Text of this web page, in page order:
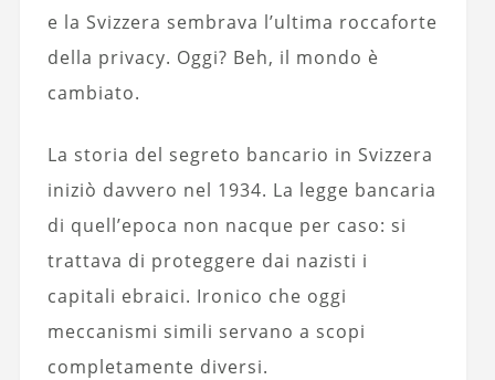
e la Svizzera sembrava l’ultima roccaforte
della privacy. Oggi? Beh, il mondo è
cambiato.
La storia del segreto bancario in Svizzera
iniziò davvero nel 1934. La legge bancaria
di quell’epoca non nacque per caso: si
trattava di proteggere dai nazisti i
capitali ebraici. Ironico che oggi
meccanismi simili servano a scopi
completamente diversi.